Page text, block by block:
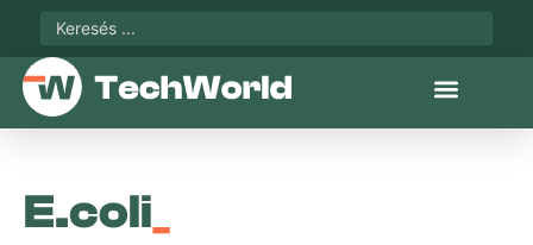
E.coli